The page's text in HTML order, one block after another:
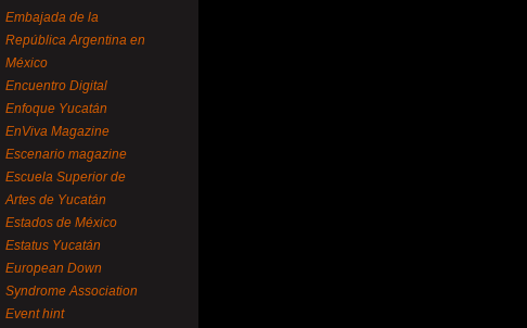
Embajada de la
República Argentina en
México
Encuentro Digital
Enfoque Yucatán
EnViva Magazine
Escenario magazine
Escuela Superior de
Artes de Yucatán
Estados de México
Estatus Yucatán
European Down
Syndrome Association
Event hint